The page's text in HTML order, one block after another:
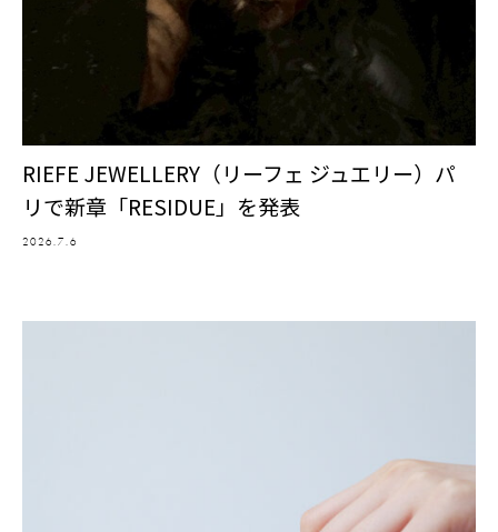
RIEFE JEWELLERY（リーフェ ジュエリー）パ
リで新章「RESIDUE」を発表
2026.7.6